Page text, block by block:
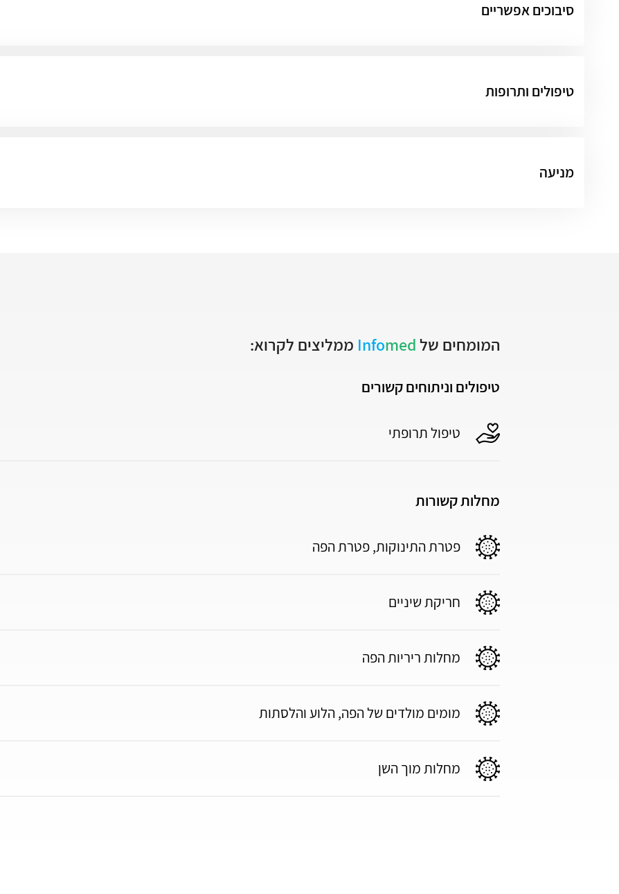
סיבוכים אפשריים
טיפולים ותרופות
מניעה
המומחים של Infomed ממליצים לקרוא:
טיפולים וניתוחים קשורים
טיפול תרופתי
מחלות קשורות
פטרת התינוקות, פטרת הפה
חריקת שיניים
מחלות ריריות הפה
מומים מולדים של הפה, הלוע והלסתות
מחלות מוך השן